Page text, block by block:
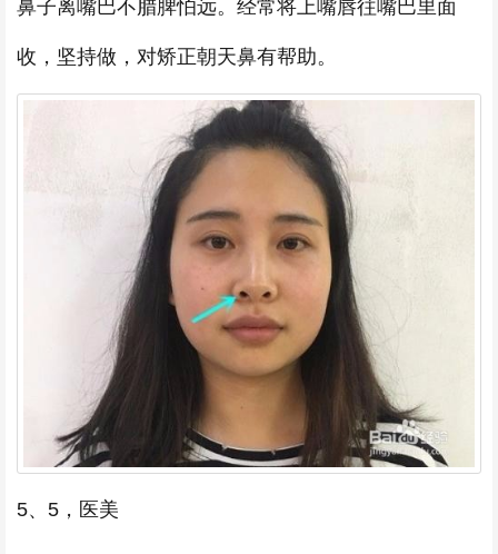
鼻子离嘴巴不腊脾怕远。经常将上嘴唇往嘴巴里面
收，坚持做，对矫正朝天鼻有帮助。
5、5，医美